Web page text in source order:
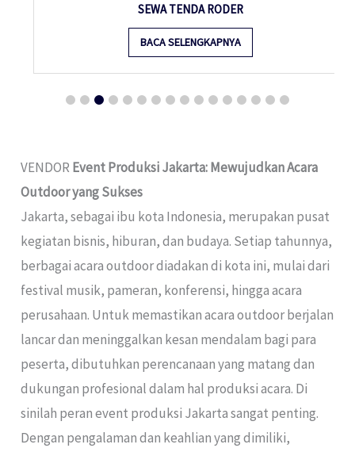
SEWA TENDA RODER
BACA SELENGKAPNYA
VENDOR Event Produksi Jakarta: Mewujudkan Acara
Outdoor yang Sukses
Jakarta, sebagai ibu kota Indonesia, merupakan pusat
kegiatan bisnis, hiburan, dan budaya. Setiap tahunnya,
berbagai acara outdoor diadakan di kota ini, mulai dari
festival musik, pameran, konferensi, hingga acara
perusahaan. Untuk memastikan acara outdoor berjalan
lancar dan meninggalkan kesan mendalam bagi para
peserta, dibutuhkan perencanaan yang matang dan
dukungan profesional dalam hal produksi acara. Di
sinilah peran event produksi Jakarta sangat penting.
Dengan pengalaman dan keahlian yang dimiliki,